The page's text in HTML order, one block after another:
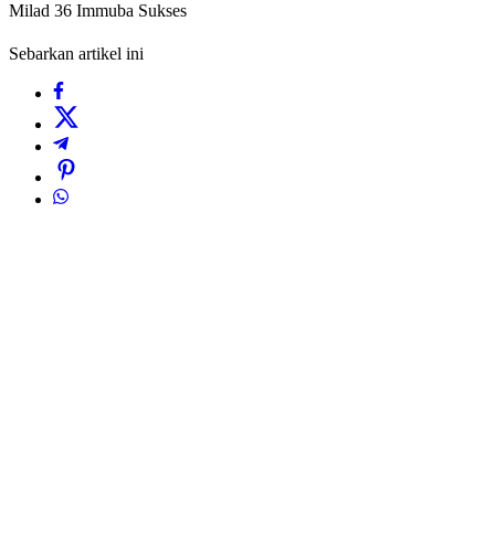
Milad 36 Immuba Sukses
Sebarkan artikel ini